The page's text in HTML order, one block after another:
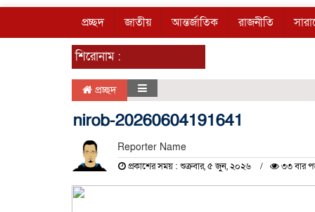
প্রচ্ছদ জাতীয় আন্তর্জাতিক রাজনীতি
শিরোনাম :
প্রচ্ছদ
nirob-20260604191641
Reporter Name
প্রকাশের সময় : শুক্রবার, ৫ জুন, ২০২৬ ৩৩ বার